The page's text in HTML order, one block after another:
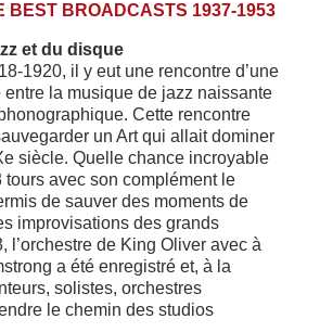
BEST BROADCASTS 1937-1953
et du disque
1920, il y eut une rencontre d’une
la musique de jazz naissante
Cette rencontre
un Art qui allait dominer
siècle. Quelle chance incroyable
avec son complément le
de sauver des moments de
improvisations des grands
l’orchestre de King Oliver avec à
a été enregistré et, à la
solistes, orchestres
le chemin des studios